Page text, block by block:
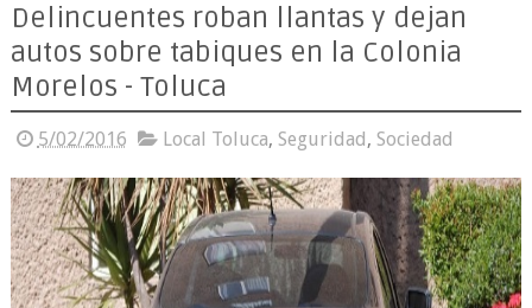
Delincuentes roban llantas y dejan
autos sobre tabiques en la Colonia
Morelos - Toluca
5/02/2016 Local Toluca, Seguridad, Sociedad